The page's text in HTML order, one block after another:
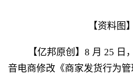
【资料图】
【亿邦原创】8 月 25 日
音电商修改《商家发货行为